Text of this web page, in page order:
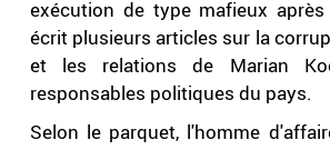
exécution de type mafieux
écrit plusieurs articles sur la
et les relations de Marian
responsables politiques du pays.
Selon le parquet, l'homme